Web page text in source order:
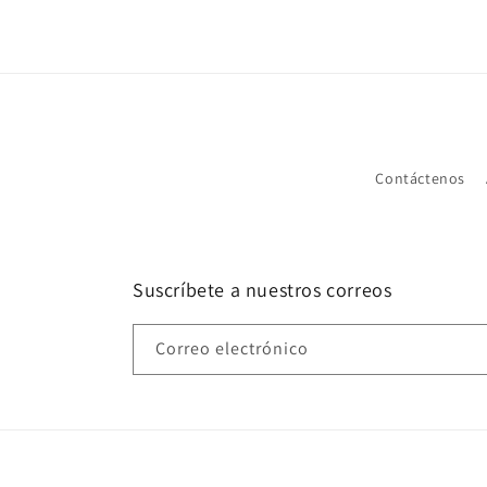
Contáctenos
Suscríbete a nuestros correos
Correo electrónico